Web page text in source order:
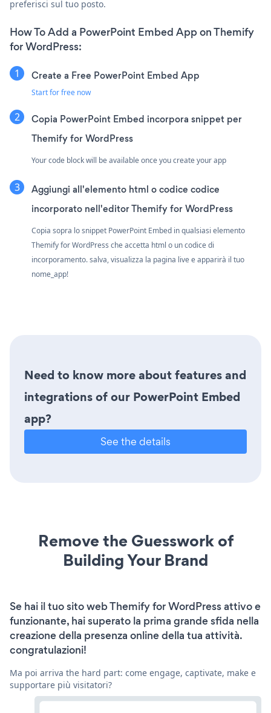
preferisci sul tuo posto.
How To Add a PowerPoint Embed App on Themify
for WordPress:
Create a Free PowerPoint Embed App
Start for free now
Copia PowerPoint Embed incorpora snippet per
Themify for WordPress
Your code block will be available once you create your app
Aggiungi all'elemento html o codice codice
incorporato nell'editor Themify for WordPress
Copia sopra lo snippet PowerPoint Embed in qualsiasi elemento
Themify for WordPress che accetta html o un codice di
incorporamento. salva, visualizza la pagina live e apparirà il tuo
nome_app!
Need to know more about features and
integrations of our PowerPoint Embed
app?
See the details
Remove the Guesswork of
Building Your Brand
Se hai il tuo sito web Themify for WordPress attivo e
funzionante, hai superato la prima grande sfida nella
creazione della presenza online della tua attività.
congratulazioni!
Ma poi arriva the hard part: come engage, captivate, make e
supportare più visitatori?